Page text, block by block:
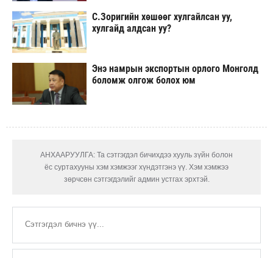
С.Зоригийн хөшөөг хулгайлсан уу,
хулгайд алдсан уу?
Энэ намрын экспортын орлого Монголд
боломж олгож болох юм
АНХААРУУЛГА: Та сэтгэгдэл бичихдээ хууль зүйн болон
ёс суртахууны хэм хэмжээг хүндэтгэнэ үү. Хэм хэмжээ
зөрчсөн сэтгэгдэлийг админ устгах эрхтэй.